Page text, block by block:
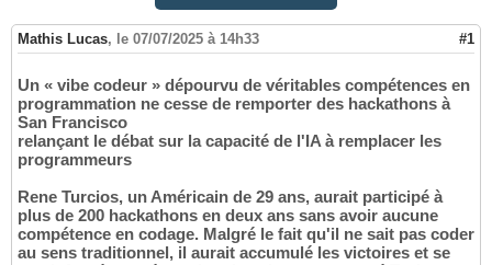
Mathis Lucas, le 07/07/2025 à 14h33 #1
Un « vibe codeur » dépourvu de véritables compétences en
programmation ne cesse de remporter des hackathons à
San Francisco
relançant le débat sur la capacité de l'IA à remplacer les
programmeurs
Rene Turcios, un Américain de 29 ans, aurait participé à
plus de 200 hackathons en deux ans sans avoir aucune
compétence en codage. Malgré le fait qu'il ne sait pas coder
au sens traditionnel, il aurait accumulé les victoires et se